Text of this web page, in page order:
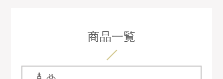
商品一覧